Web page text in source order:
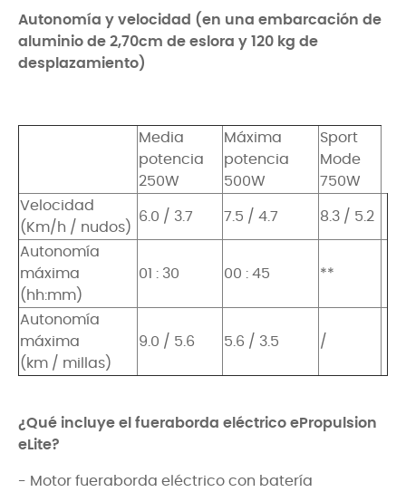
Autonomía y velocidad (en una embarcación de
aluminio de 2,70cm de eslora y 120 kg de
desplazamiento)
Media
potencia
250W
Máxima
potencia
500W
Sport
Mode
750W
Velocidad
(Km/h / nudos)
6.0 / 3.7 7.5 / 4.7 8.3 / 5.2
Autonomía
máxima
(hh:mm)
01 : 30 00 : 45 **
Autonomía
máxima
(km / millas)
9.0 / 5.6 5.6 / 3.5 /
¿Qué incluye el fueraborda eléctrico ePropulsion
eLite?
- Motor fueraborda eléctrico con batería